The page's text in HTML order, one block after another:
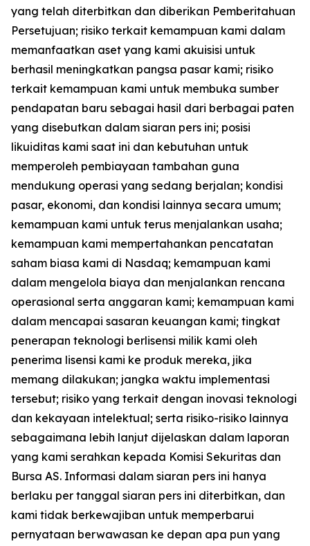
yang telah diterbitkan dan diberikan Pemberitahuan
Persetujuan; risiko terkait kemampuan kami dalam
memanfaatkan aset yang kami akuisisi untuk
berhasil meningkatkan pangsa pasar kami; risiko
terkait kemampuan kami untuk membuka sumber
pendapatan baru sebagai hasil dari berbagai paten
yang disebutkan dalam siaran pers ini; posisi
likuiditas kami saat ini dan kebutuhan untuk
memperoleh pembiayaan tambahan guna
mendukung operasi yang sedang berjalan; kondisi
pasar, ekonomi, dan kondisi lainnya secara umum;
kemampuan kami untuk terus menjalankan usaha;
kemampuan kami mempertahankan pencatatan
saham biasa kami di Nasdaq; kemampuan kami
dalam mengelola biaya dan menjalankan rencana
operasional serta anggaran kami; kemampuan kami
dalam mencapai sasaran keuangan kami; tingkat
penerapan teknologi berlisensi milik kami oleh
penerima lisensi kami ke produk mereka, jika
memang dilakukan; jangka waktu implementasi
tersebut; risiko yang terkait dengan inovasi teknologi
dan kekayaan intelektual; serta risiko-risiko lainnya
sebagaimana lebih lanjut dijelaskan dalam laporan
yang kami serahkan kepada Komisi Sekuritas dan
Bursa AS. Informasi dalam siaran pers ini hanya
berlaku per tanggal siaran pers ini diterbitkan, dan
kami tidak berkewajiban untuk memperbarui
pernyataan berwawasan ke depan apa pun yang